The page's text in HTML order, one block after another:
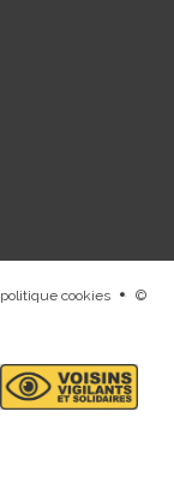
politique cookies .
©